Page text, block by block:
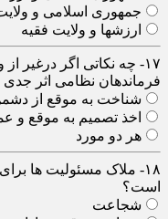
جمهوری اسلامی و
ارزشها و ولایت فقیه
۱۷- چه نکاتی اگر درغیر
فرماندهان نظامی اثر جدی
شناخت به موقع از
اخذ تصمیم به موقع و
هر دو مورد
۱۸- ملاک مسئولیت ها
است؟
شجاعت